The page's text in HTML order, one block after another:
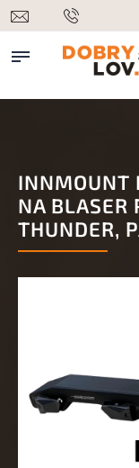
INNMOUNT
NA BLASER
THUNDER,